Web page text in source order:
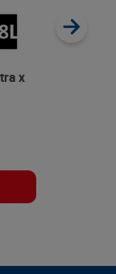
x
:63565